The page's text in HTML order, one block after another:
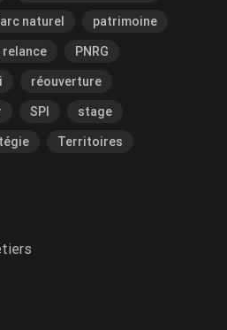
naturel patrimoine
relance PNRG
réouverture
SPI stage
Territoires